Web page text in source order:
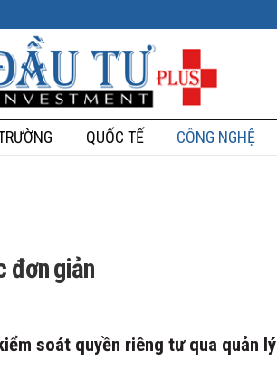
QUỐC TẾ CÔNG NGHỆ
đơn giản
soát quyền riêng tư qua quản lý